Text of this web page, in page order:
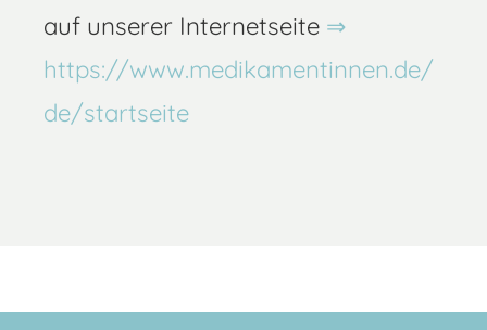
auf unserer Internetseite
https://www.medikamentinnen.de/
de/startseite